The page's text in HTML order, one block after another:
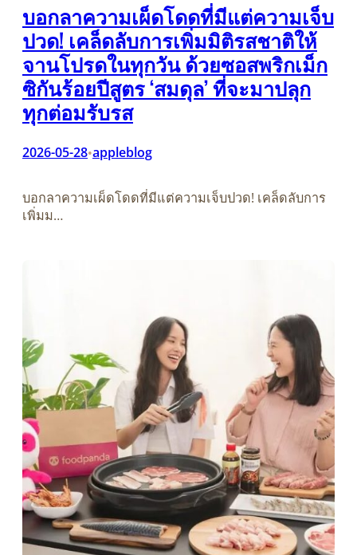
บอกลาความเผ็ดโดดที่มีแต่ความเจ็บ
ปวด! เคล็ดลับการเพิ่มมิติรสชาติให้
จานโปรดในทุกวัน ด้วยซอสพริกเม็ก
ซิกันร้อยปีสูตร ‘สมดุล’ ที่จะมาปลุก
ทุกต่อมรับรส
2026-05-28•appleblog
บอกลาความเผ็ดโดดที่มีแต่ความเจ็บปวด! เคล็ดลับการ
เพิ่มม…